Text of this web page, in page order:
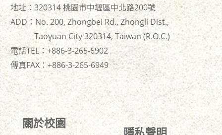
地址：320314 桃園市中壢區中北路200號
ADD：No. 200, Zhongbei Rd., Zhongli Dist.,
Taoyuan City 320314, Taiwan (R.O.C.)
電話TEL：+886-3-265-6902
傳真FAX：+886-3-265-6949
關於校園